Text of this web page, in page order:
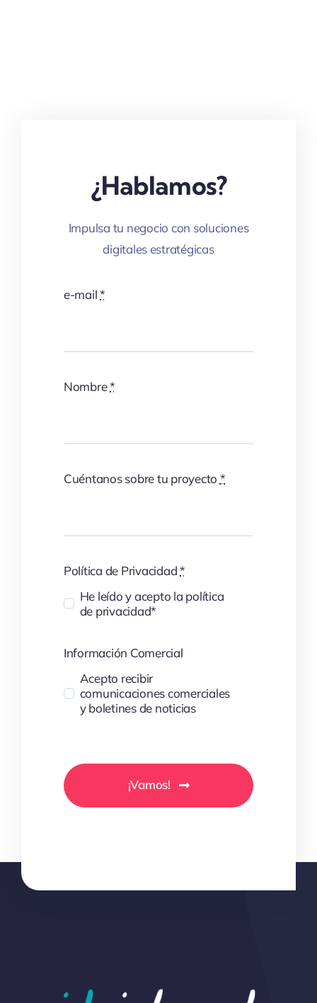
¿Hablamos?
Impulsa tu negocio con soluciones
digitales estratégicas
e-mail*
Nombre*
Cuéntanos sobre tu proyecto *
Política de Privacidad*
He leído y acepto la política
de privacidad*
Información Comercial
Acepto recibir
comunicaciones comerciales
y boletines de noticias
¡Vamos!